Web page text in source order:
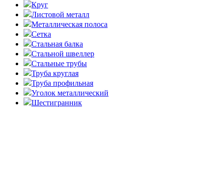
Круг
Листовой металл
Металлическая полоса
Сетка
Стальная балка
Стальной швеллер
Стальные трубы
Труба круглая
Труба профильная
Уголок металлический
Шестигранник